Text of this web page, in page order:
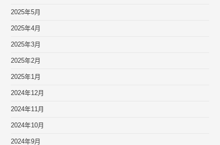
2025年5月
2025年4月
2025年3月
2025年2月
2025年1月
2024年12月
2024年11月
2024年10月
2024年9月